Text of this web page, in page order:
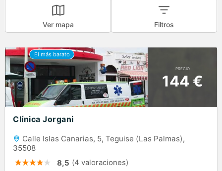
Ver mapa Filtros
PRECIO
144 €
Clínica Jorgani
Calle Islas Canarias, 5, Teguise (Las Palmas),
35508
8,5 (4 valoraciones)